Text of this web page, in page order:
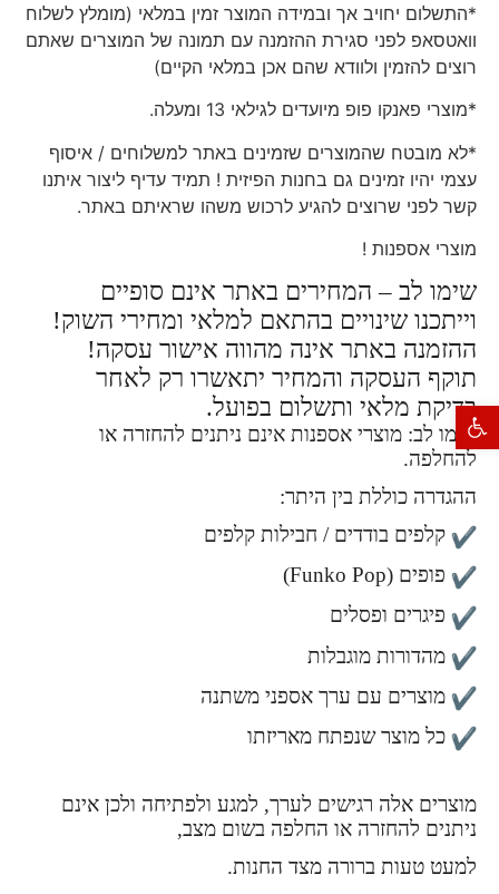
*התשלום יחויב אך ובמידה המוצר זמין במלאי (מומלץ לשלוח
וואטסאפ לפני סגירת ההזמנה עם תמונה של המוצרים שאתם
רוצים להזמין ולוודא שהם אכן במלאי הקיים)
*מוצרי פאנקו פופ מיועדים לגילאי 13 ומעלה.
*לא מובטח שהמוצרים שזמינים באתר למשלוחים / איסוף
עצמי יהיו זמינים גם בחנות הפיזית ! תמיד עדיף ליצור איתנו
קשר לפני שרוצים להגיע לרכוש משהו שראיתם באתר.
מוצרי אספנות !
שימו לב – המחירים באתר אינם סופיים
וייתכנו שינויים בהתאם למלאי ומחירי השוק!
ההזמנה באתר אינה מהווה אישור עסקה!
תוקף העסקה והמחיר יתאשרו רק לאחר
בדיקת מלאי ותשלום בפועל.
שימו לב: מוצרי אספנות אינם ניתנים להחזרה או
להחלפה.
ההגדרה כוללת בין היתר:
קלפים בודדים / חבילות קלפים
פופים (Funko Pop)
פיגרים ופסלים
מהדורות מוגבלות
מוצרים עם ערך אספני משתנה
כל מוצר שנפתח מאריזתו
מוצרים אלה רגישים לערך, למגע ולפתיחה ולכן אינם
ניתנים להחזרה או החלפה בשום מצב,
למעט טעות ברורה מצד החנות.
פתח סרגל נגישות